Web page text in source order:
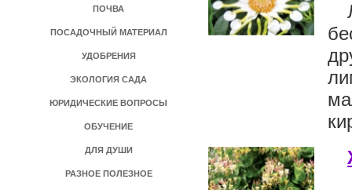
ПОЧВА
ПОСАДОЧНЫЙ МАТЕРИАЛ
УДОБРЕНИЯ
ЭКОЛОГИЯ САДА
ЮРИДИЧЕСКИЕ ВОПРОСЫ
ОБУЧЕНИЕ
ДЛЯ ДУШИ
РАЗНОЕ ПОЛЕЗНОЕ